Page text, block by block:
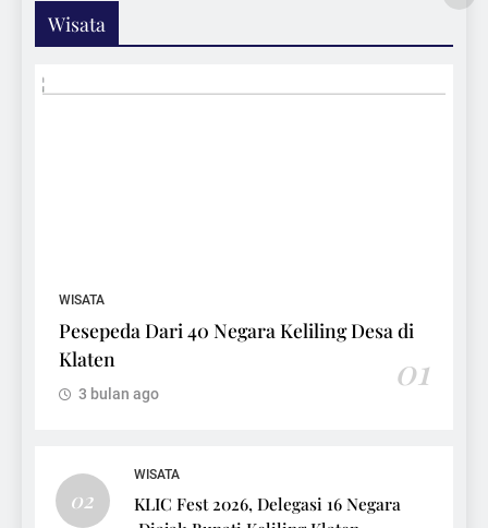
Wisata
WISATA
Pesepeda Dari 40 Negara Keliling Desa di
Klaten
01
3 bulan ago
02
WISATA
KLIC Fest 2026, Delegasi 16 Negara